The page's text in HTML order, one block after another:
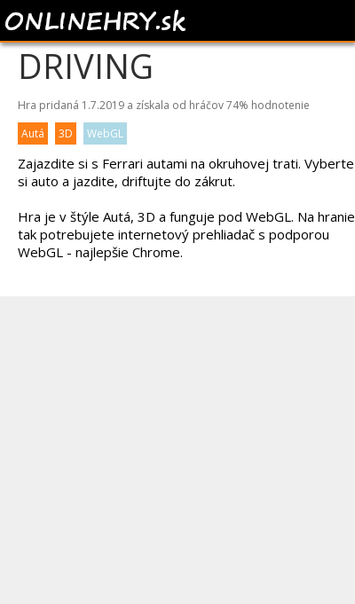
FERRARI TRACK
DRIVING
Hra pridaná 1.7.2019 a získala od hráčov74% hodnotenie
Autá
3D WebGL
Zajazdite si s Ferrari autami na okruhovej trati. Vyberte
si auto a jazdite, driftujte do zákrut.
Hra je v štýle Autá, 3D a funguje pod WebGL. Na hranie
tak potrebujete internetový prehliadač s podporou
WebGL - najlepšie Chrome.